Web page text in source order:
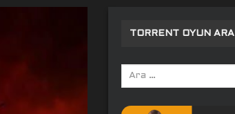
TORRENT OYUN ARA
Arama
yap: